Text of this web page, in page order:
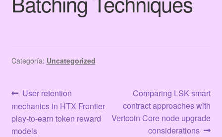
Tienda
Categoría: Uncategorized
Navegación
de
Anterior:
User retention
mechanics in HTX Frontier
play-to-earn token reward
models
Siguiente:
Comparing LSK smart
contract approaches with
Vertcoin Core node upgrade
considerations